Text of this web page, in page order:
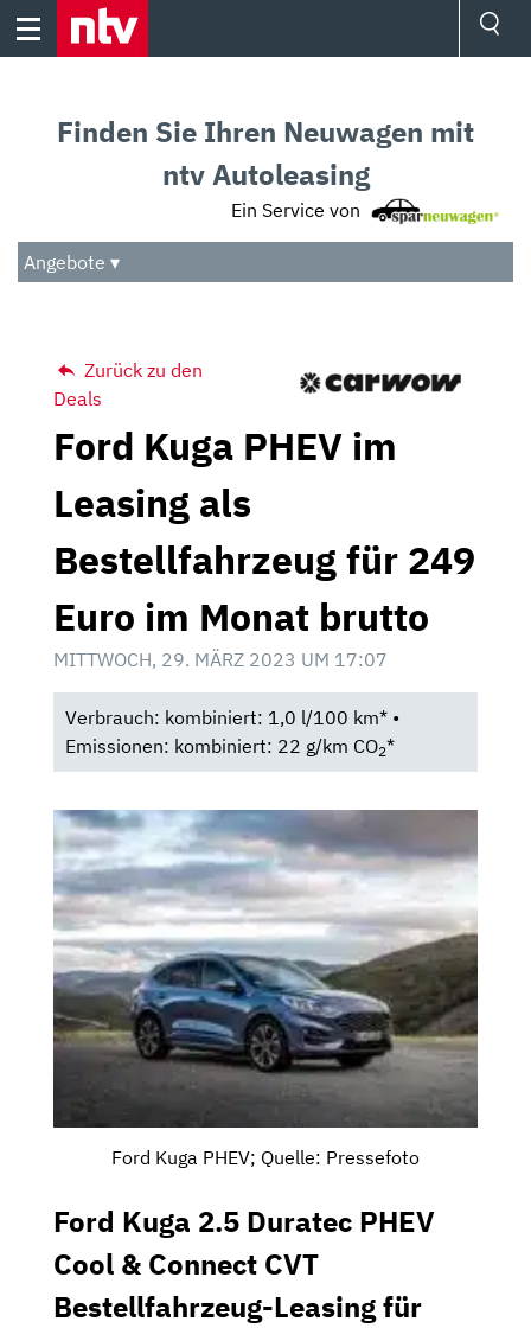
Skip
Audio
Das Beste
Finden Sie Ihren Neuwagen mit
ntv Autoleasing
Ein Service von
Angebote ▾
Zurück zu den
Deals
Ford Kuga PHEV im
Leasing als
Bestellfahrzeug für 249
Euro im Monat brutto
MITTWOCH, 29. MÄRZ 2023 UM 17:07
Verbrauch: kombiniert: 1,0 l/100 km* •
Emissionen: kombiniert: 22 g/km CO2*
Ford Kuga PHEV; Quelle: Pressefoto
Ford Kuga 2.5 Duratec PHEV
Cool & Connect CVT
Bestellfahrzeug-Leasing für